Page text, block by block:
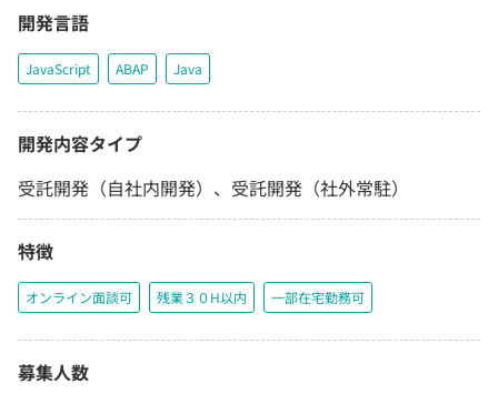
開発言語
JavaScript ABAP Java
開発内容タイプ
受託開発（自社内開発）、受託開発（社外常駐）
特徴
オンライン面談可 残業３０H以内 一部在宅勤務可
募集人数